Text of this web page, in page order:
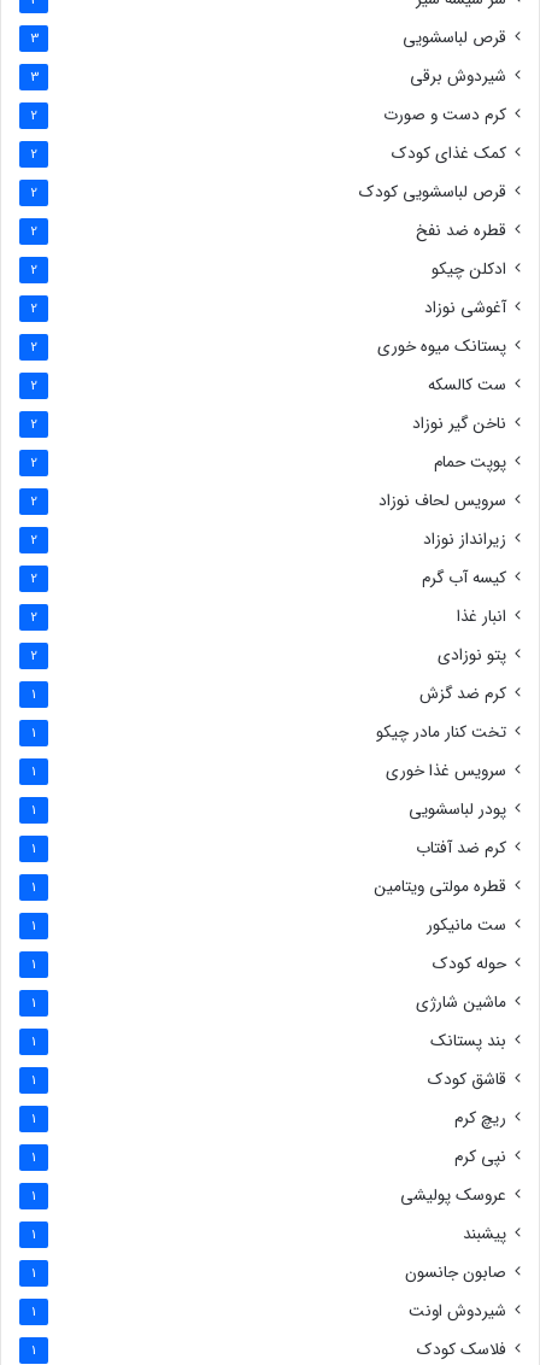
قرص لباسشویی 3
شیردوش برقی 3
کرم دست و صورت 2
کمک غذای کودک 2
قرص لباسشویی کودک 2
قطره ضد نفخ 2
ادکلن چیکو 2
آغوشی نوزاد 2
پستانک میوه خوری 2
ست کالسکه 2
ناخن گیر نوزاد 2
پوپت حمام 2
سرویس لحاف نوزاد 2
زیرانداز نوزاد 2
کیسه آب گرم 2
انبار غذا 2
پتو نوزادی 2
کرم ضد گزش 1
تخت کنار مادر چیکو 1
سرویس غذا خوری 1
پودر لباسشویی 1
کرم ضد آفتاب 1
قطره مولتی ویتامین 1
ست مانیکور 1
حوله کودک 1
ماشین شارژی 1
بند پستانک 1
قاشق کودک 1
ریچ کرم 1
نپی کرم 1
عروسک پولیشی 1
پیشبند 1
صابون جانسون 1
شیردوش اونت 1
فلاسک کودک 1